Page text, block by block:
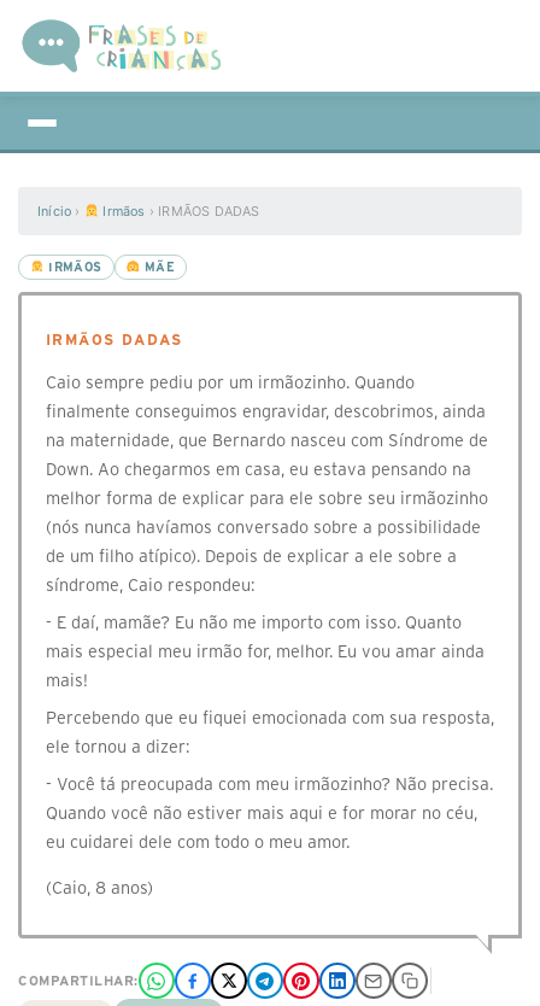
Início › Irmãos › IRMÃOS DADAS
IRMÃOS MÃE
IRMÃOS DADAS
Caio sempre pediu por um irmãozinho. Quando
finalmente conseguimos engravidar, descobrimos, ainda
na maternidade, que Bernardo nasceu com Síndrome de
Down. Ao chegarmos em casa, eu estava pensando na
melhor forma de explicar para ele sobre seu irmãozinho
(nós nunca havíamos conversado sobre a possibilidade
de um filho atípico). Depois de explicar a ele sobre a
síndrome, Caio respondeu:
- E daí, mamãe? Eu não me importo com isso. Quanto
mais especial meu irmão for, melhor. Eu vou amar ainda
mais!
Percebendo que eu fiquei emocionada com sua resposta,
ele tornou a dizer:
- Você tá preocupada com meu irmãozinho? Não precisa.
Quando você não estiver mais aqui e for morar no céu,
eu cuidarei dele com todo o meu amor.
(Caio, 8 anos)
COMPARTILHAR: